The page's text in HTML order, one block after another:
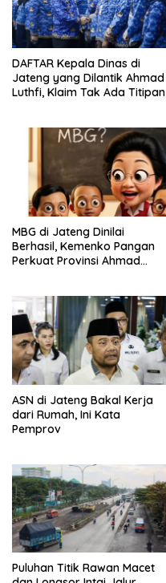
DAFTAR Kepala Dinas di
Jateng yang Dilantik Ahmad
Luthfi, Klaim Tak Ada Titipan
MBG di Jateng Dinilai
Berhasil, Kemenko Pangan
Perkuat Provinsi Ahmad
ASN di Jateng Bakal Kerja
dari Rumah, Ini Kata
Pemprov
Puluhan Titik Rawan Macet